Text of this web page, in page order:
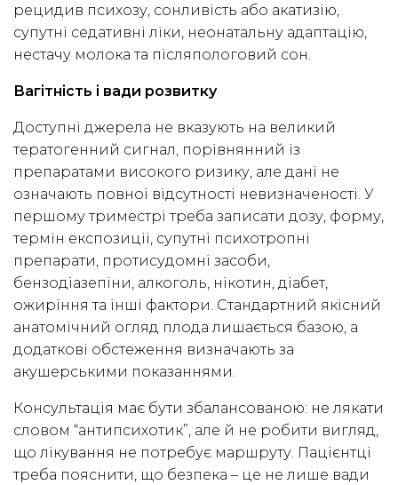
рецидив психозу, сонливість або акатизію,
супутні седативні ліки, неонатальну адаптацію,
нестачу молока та післяпологовий сон.
Вагітність і вади розвитку
Доступні джерела не вказують на великий
тератогенний сигнал, порівнянний із
препаратами високого ризику, але дані не
означають повної відсутності невизначеності. У
першому триместрі треба записати дозу, форму,
термін експозиції, супутні психотропні
препарати, протисудомні засоби,
бензодіазепіни, алкоголь, нікотин, діабет,
ожиріння та інші фактори. Стандартний якісний
анатомічний огляд плода лишається базою, а
додаткові обстеження визначають за
акушерськими показаннями.
Консультація має бути збалансованою: не лякати
словом “антипсихотик”, але й не робити вигляд,
що лікування не потребує маршруту. Пацієнтці
треба пояснити, що безпека – це не лише вади